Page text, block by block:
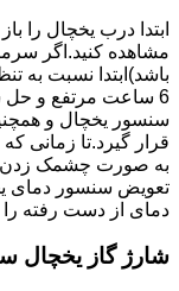
ابتدا درب یخچال را
مشاهده کنید.اگر
باشد)ابتدا نسبت به
6 ساعت مرتفع و حل
سنسور یخچال و
قرار گیرد.تا زمانی
به صورت چشمک زدن
دمای از دست رفته را
شارژ گاز یخچال